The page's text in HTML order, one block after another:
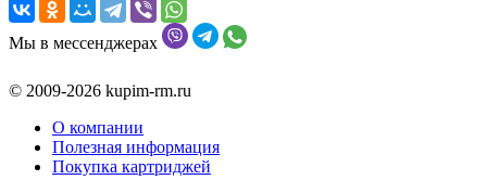
Мы в мессенджерах
© 2009-2026 kupim-rm.ru
О компании
Полезная информация
Покупка картриджей